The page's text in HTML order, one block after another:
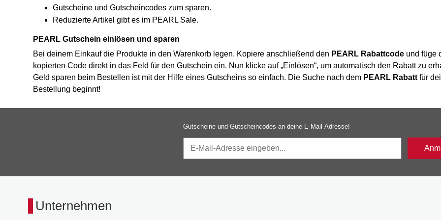
Gutscheine und Gutscheincodes zum sparen.
Reduzierte Artikel gibt es im PEARL Sale.
PEARL Gutschein einlösen und sparen
Bei deinem Einkauf die Produkte in den Warenkorb legen. Kopiere anschließend den PEARL Rabattcode und füge
kopierten Code direkt in das Feld für den Gutschein ein. Nun klicke auf „Einlösen“, um automatisch den Rabatt zu
Geld sparen beim Bestellen ist mit der Hilfe eines Gutscheins so einfach. Die Suche nach dem PEARL Rabatt für
Bestellung beginnt!
Gutscheine und Gutscheincodes an deine E-Mail-Adresse!
Unternehmen